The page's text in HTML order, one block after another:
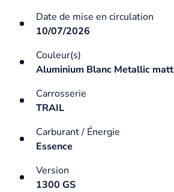
Date de mise en circulation
10/07/2026
Couleur(s)
Aluminium Blanc Metallic matt
Carrosserie
TRAIL
Carburant / Énergie
Essence
Version
1300 GS